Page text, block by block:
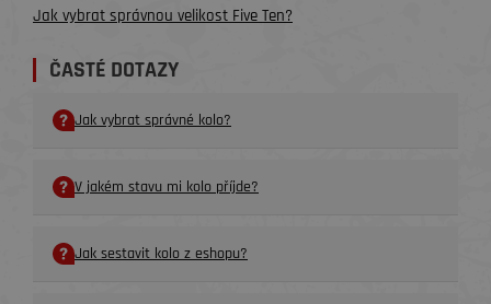
Jak vybrat správnou velikost Five Ten?
ČASTÉ DOTAZY
Jak vybrat správné kolo?
V jakém stavu mi kolo příjde?
Jak sestavit kolo z eshopu?